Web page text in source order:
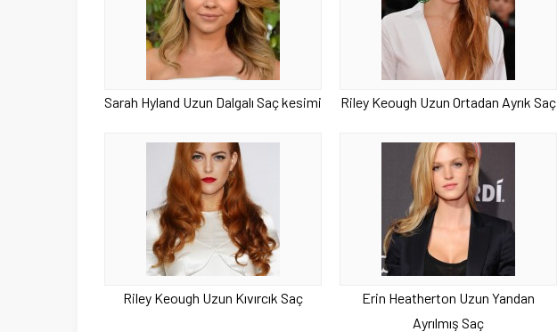
Sarah Hyland Uzun Dalgalı Saç kesimi Riley Keough Uzun Ortadan Ayrık Saç
Riley Keough Uzun Kıvırcık Saç
Erin Heatherton Uzun Yandan
Ayrılmış Saç